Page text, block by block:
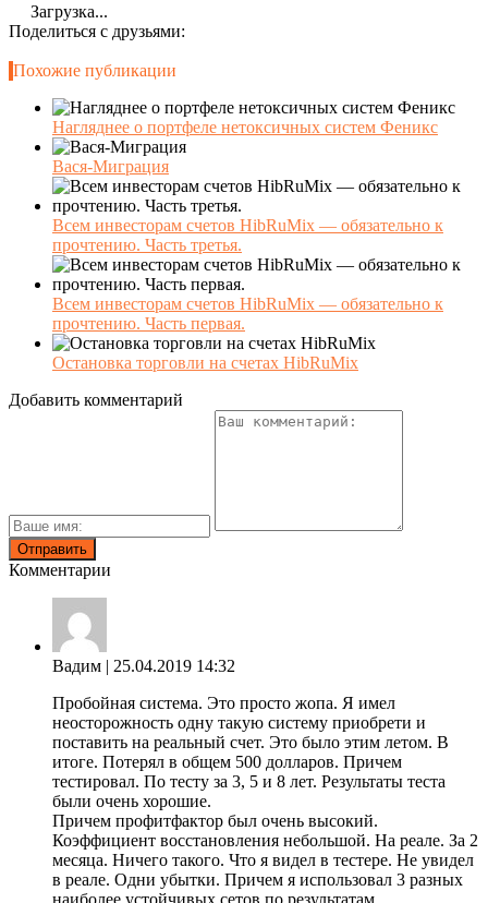
Загрузка...
Поделиться с друзьями:
Похожие публикации
Нагляднее о портфеле нетоксичных систем Феникс
Вася-Миграция
Всем инвесторам счетов HibRuMix — обязательно к
прочтению. Часть третья.
Всем инвесторам счетов HibRuMix — обязательно к
прочтению. Часть первая.
Остановка торговли на счетах HibRuMix
Добавить комментарий
Комментарии
Вадим | 25.04.2019 14:32
Пробойная система. Это просто жопа. Я имел
неосторожность одну такую систему приобрети и
поставить на реальный счет. Это было этим летом. В
итоге. Потерял в общем 500 долларов. Причем
тестировал. По тесту за 3, 5 и 8 лет. Результаты теста
были очень хорошие.
Причем профитфактор был очень высокий.
Коэффициент восстановления небольшой. На реале. За 2
месяца. Ничего такого. Что я видел в тестере. Не увидел
в реале. Одни убытки. Причем я использовал 3 разных
наиболее устойчивых сетов по результатам